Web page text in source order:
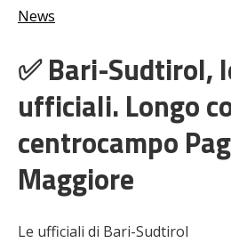
Serie B
News
✅ Bari-Sudtirol,
ufficiali. Longo
centrocampo
Maggiore
Le ufficiali di Bari-Sudtirol